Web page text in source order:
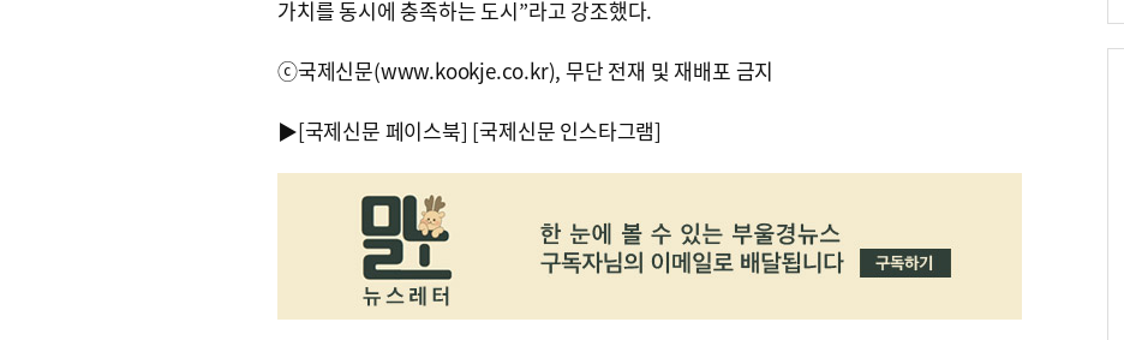
가치를 동시에 충족하는 도시”라고 강조했다.
ⓒ국제신문(www.kookje.co.kr), 무단 전재 및 재배포 금지
▶[국제신문 페이스북] [국제신문 인스타그램]